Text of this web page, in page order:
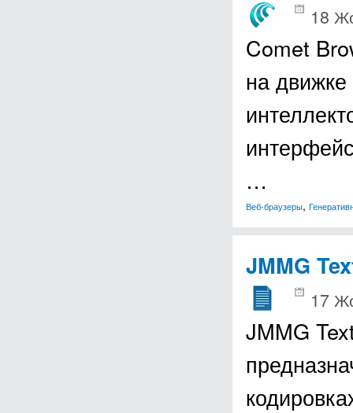
18
Comet
на
…
Веб-браузеры,
JMMG
17
JMMG